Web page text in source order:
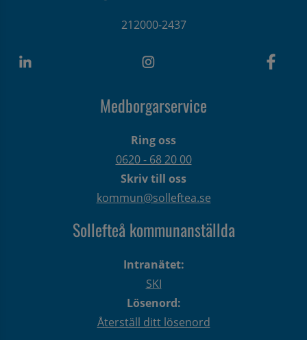
212000-2437
Medborgarservice
Ring oss
0620 - 68 20 00
Skriv till oss
kommun@solleftea.se
Sollefteå kommunanställda
Intranätet:
SKI
Lösenord:
Återställ ditt lösenord